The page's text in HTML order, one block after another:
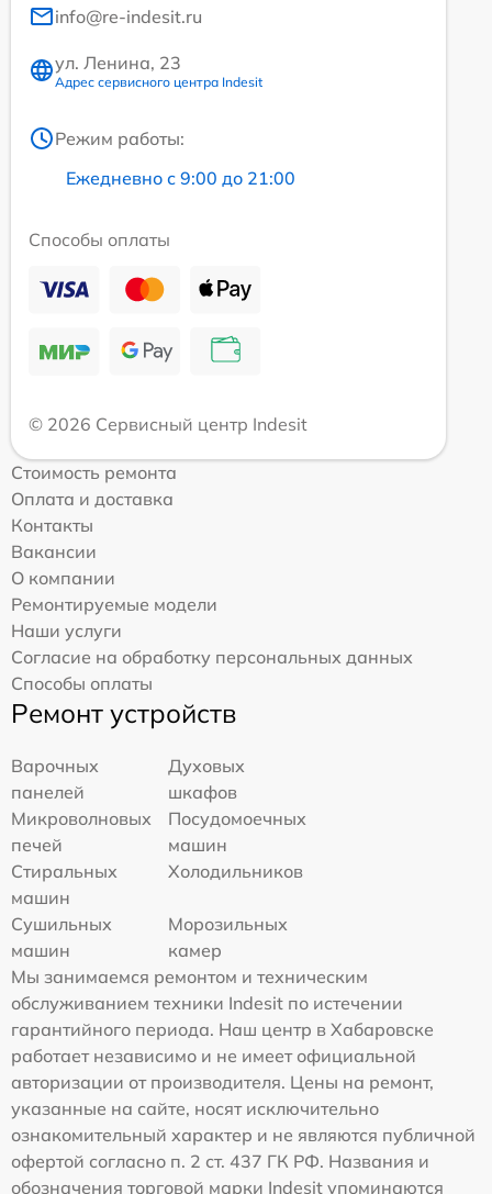
info@re-indesit.ru
ул. Ленина, 23
Адрес сервисного центра Indesit
Режим работы:
Ежедневно с 9:00 до 21:00
Способы оплаты
© 2026 Сервисный центр Indesit
Стоимость ремонта
Оплата и доставка
Контакты
Вакансии
О компании
Ремонтируемые модели
Наши услуги
Согласие на обработку персональных данных
Способы оплаты
Ремонт устройств
Варочных
панелей
Духовых
шкафов
Микроволновых
печей
Посудомоечных
машин
Стиральных
машин
Холодильников
Сушильных
машин
Морозильных
камер
Мы занимаемся ремонтом и техническим
обслуживанием техники Indesit по истечении
гарантийного периода. Наш центр в Хабаровске
работает независимо и не имеет официальной
авторизации от производителя. Цены на ремонт,
указанные на сайте, носят исключительно
ознакомительный характер и не являются публичной
офертой согласно п. 2 ст. 437 ГК РФ. Названия и
обозначения торговой марки Indesit упоминаются